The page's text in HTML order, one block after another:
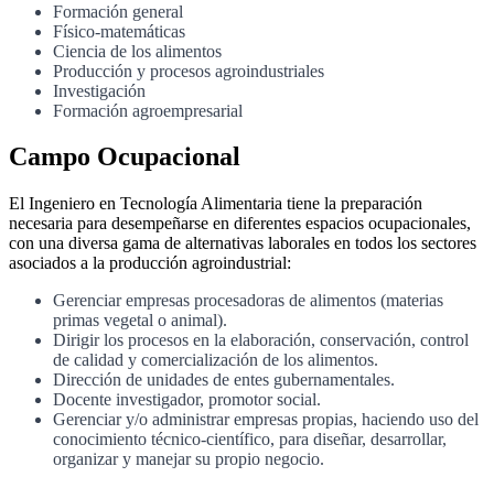
Formación general
Físico-matemáticas
Ciencia de los alimentos
Producción y procesos agroindustriales
Investigación
Formación agroempresarial
Campo Ocupacional
El Ingeniero en Tecnología Alimentaria tiene la preparación
necesaria para desempeñarse en diferentes espacios ocupacionales,
con una diversa gama de alternativas laborales en todos los sectores
asociados a la producción agroindustrial:
Gerenciar empresas procesadoras de alimentos (materias
primas vegetal o animal).
Dirigir los procesos en la elaboración, conservación, control
de calidad y comercialización de los alimentos.
Dirección de unidades de entes gubernamentales.
Docente investigador, promotor social.
Gerenciar y/o administrar empresas propias, haciendo uso del
conocimiento técnico-científico, para diseñar, desarrollar,
organizar y manejar su propio negocio.